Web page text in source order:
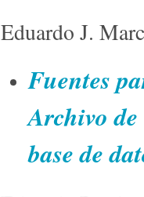
Eduardo J.
Fuentes
Archivo
base de